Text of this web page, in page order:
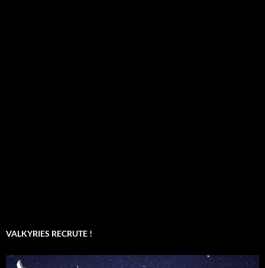
VALKYRIES RECRUTE !